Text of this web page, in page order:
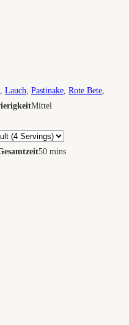
, Lauch, Pastinake, Rote Bete,
Mittel
50 mins